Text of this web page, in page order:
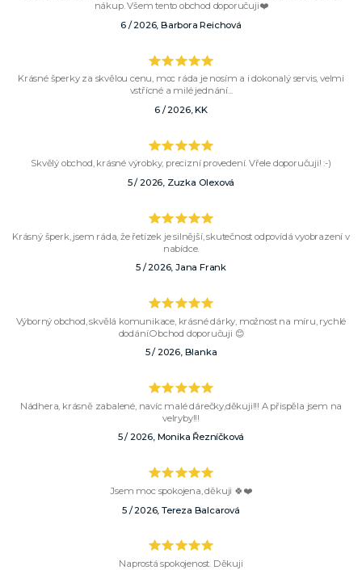
nákup. Všem tento obchod doporučuji❤️
6 / 2026, Barbora Reichová
Krásné šperky za skvělou cenu, moc ráda je nosím a i dokonalý servis, velmi
vstřícné a milé jednání...
6 / 2026, KK
Skvělý obchod, krásné výrobky, precizní provedení. Vřele doporučuji! :-)
5 / 2026, Zuzka Olexová
Krásný šperk, jsem ráda, že řetízek je silnější, skutečnost odpovídá vyobrazení v
nabídce.
5 / 2026, Jana Frank
Výborný obchod, skvělá komunikace, krásné dárky, možnost na míru, rychlé
dodání.Obchod doporučuji 😊
5 / 2026, Blanka
Nádhera, krásně zabalené, navíc malé dárečky,děkuji!!! A přispěla jsem na
velryby!!!
5 / 2026, Monika Řezníčková
Jsem moc spokojena, děkuji 🍀❤️
5 / 2026, Tereza Balcarová
Naprostá spokojenost. Děkuji